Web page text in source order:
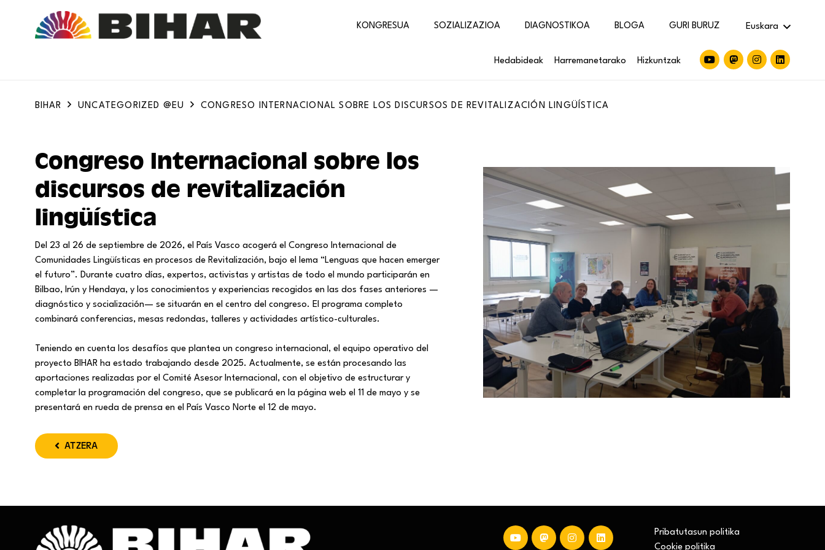
KONGRESUA SOZIALIZAZIOA DIAGNOSTIKOA BLOGA GURI BURUZ Euskara
Hedabideak Harremanetarako Hizkuntzak
BIHAR UNCATEGORIZED @EU CONGRESO INTERNACIONAL SOBRE LOS DISCURSOS DE REVITALIZACIÓN LINGÜÍSTICA
Congreso Internacional sobre los
discursos de revitalización
lingüística
Del 23 al 26 de septiembre de 2026, el País Vasco acogerá el Congreso Internacional de
Comunidades Lingüísticas en procesos de Revitalización, bajo el lema “Lenguas que hacen emerger
el futuro”. Durante cuatro días, expertos, activistas y artistas de todo el mundo participarán en
Bilbao, Irún y Hendaya, y los conocimientos y experiencias recogidos en las dos fases anteriores —
diagnóstico y socialización— se situarán en el centro del congreso. El programa completo
combinará conferencias, mesas redondas, talleres y actividades artístico-culturales.
Teniendo en cuenta los desafíos que plantea un congreso internacional, el equipo operativo del
proyecto BIHAR ha estado trabajando desde 2025. Actualmente, se están procesando las
aportaciones realizadas por el Comité Asesor Internacional, con el objetivo de estructurar y
completar la programación del congreso, que se publicará en la página web el 11 de mayo y se
presentará en rueda de prensa en el País Vasco Norte el 12 de mayo.
ATZERA
Pribatutasun politika
Cookie politika